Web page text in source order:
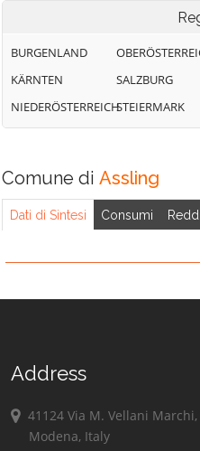
BURGENLAND
KÄRNTEN
NIEDERÖSTERREICH
SALZBURG
STEIERMARK
Comune di Assling
Dati di Sintesi Consumi
Address
41124 Via M. Vellani Marchi,
Modena, Italy